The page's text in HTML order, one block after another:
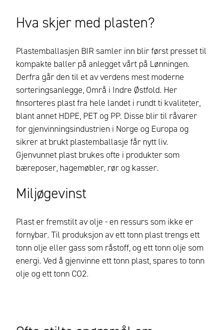
Hva skjer med plasten?
Plastemballasjen BIR samler inn blir først presset til
kompakte baller på anlegget vårt på Lønningen.
Derfra går den til et av verdens mest moderne
sorteringsanlegge, Områ i Indre Østfold. Her
finsorteres plast fra hele landet i rundt ti kvaliteter,
blant annet HDPE, PET og PP. Disse blir til råvarer
for gjenvinningsindustrien i Norge og Europa og
sikrer at brukt plastemballasje får nytt liv.
Gjenvunnet plast brukes ofte i produkter som
bæreposer, hagemøbler, rør og kasser.
Miljøgevinst
Plast er fremstilt av olje - en ressurs som ikke er
fornybar. Til produksjon av ett tonn plast trengs ett
tonn olje eller gass som råstoff, og ett tonn olje som
energi. Ved å gjenvinne ett tonn plast, spares to tonn
olje og ett tonn CO2.